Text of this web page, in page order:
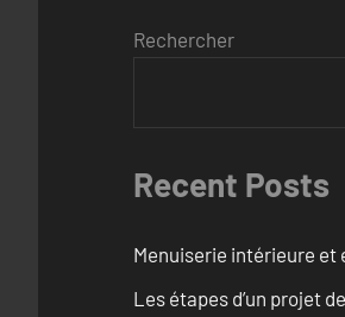
Rechercher
Recent Posts
Menuiserie intérieure
Les étapes d’un projet